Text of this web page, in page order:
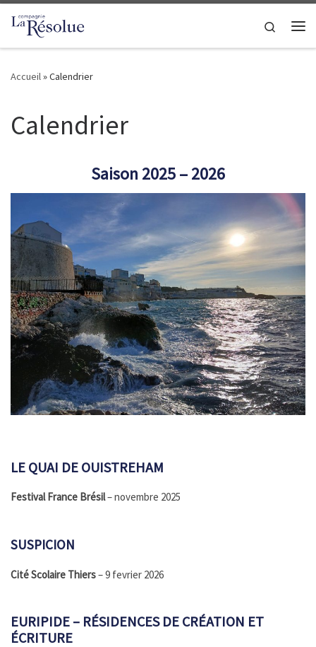
Passer au contenu
Search
Accueil»Calendrier
Calendrier
Saison 2025 – 2026
LE QUAI DE OUISTREHAM
Festival France Brésil– novembre 2025
SUSPICION
Cité Scolaire Thiers– 9 fevrier 2026
EURIPIDE – RÉSIDENCES DE CRÉATION ET
ÉCRITURE